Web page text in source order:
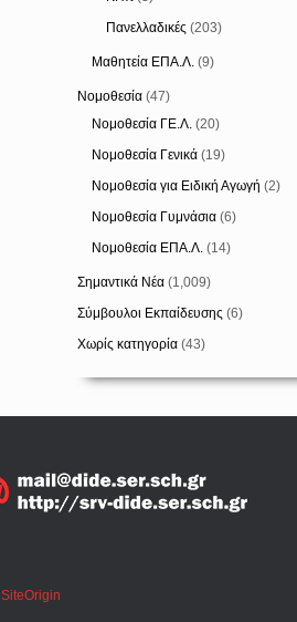
Πανελλαδικές (203)
Μαθητεία ΕΠΑ.Λ. (9)
Νομοθεσία (47)
Νομοθεσία ΓΕ.Λ. (20)
Νομοθεσία Γενικά (19)
Νομοθεσία για Ειδική Αγωγή (2)
Νομοθεσία Γυμνάσια (6)
Νομοθεσία ΕΠΑ.Λ. (14)
Σημαντικά Νέα (1,009)
Σύμβουλοι Εκπαίδευσης (6)
Χωρίς κατηγορία (43)
SiteOrigin